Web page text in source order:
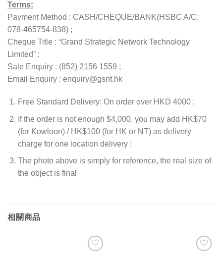
Terms:
Payment Method : CASH/CHEQUE/BANK(HSBC A/C:
078-465754-838) ;
Cheque Title : “Grand Strategic Network Technology
Limited” ;
Sale Enquiry : (852) 2156 1559 ;
Email Enquiry : enquiry@gsnt.hk
Free Standard Delivery: On order over HKD 4000 ;
If the order is not enough $4,000, you may add HK$70
(for Kowloon) / HK$100 (for HK or NT) as delivery
charge for one location delivery ;
The photo above is simply for reference, the real size of
the object is final
相關商品